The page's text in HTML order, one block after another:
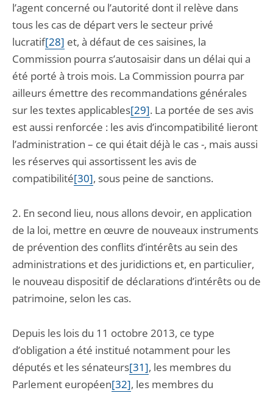
l’agent concerné ou l’autorité dont il relève dans
tous les cas de départ vers le secteur privé
lucratif[28] et, à défaut de ces saisines, la
Commission pourra s’autosaisir dans un délai qui a
été porté à trois mois. La Commission pourra par
ailleurs émettre des recommandations générales
sur les textes applicables[29]. La portée de ses avis
est aussi renforcée : les avis d’incompatibilité lieront
l’administration – ce qui était déjà le cas -, mais aussi
les réserves qui assortissent les avis de
compatibilité[30], sous peine de sanctions.
2. En second lieu, nous allons devoir, en application
de la loi, mettre en œuvre de nouveaux instruments
de prévention des conflits d’intérêts au sein des
administrations et des juridictions et, en particulier,
le nouveau dispositif de déclarations d’intérêts ou de
patrimoine, selon les cas.
Depuis les lois du 11 octobre 2013, ce type
d’obligation a été institué notamment pour les
députés et les sénateurs[31], les membres du
Parlement européen[32], les membres du